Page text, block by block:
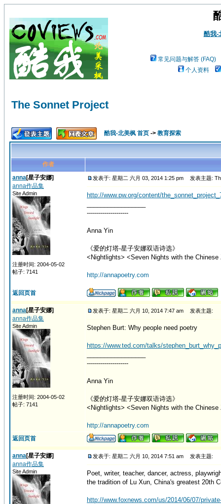
酷我-
常见问题与解答 (FAQ)
个人资料
The Sonnet Project
酷我-北美枫 首页 -> 教育探索
作者
anna[星子安娜]
anna作品集
Site Admin
注册时间: 2004-05-02
帖子: 7141
发表于: 星期二 六月 03, 2014 1:25 pm 发表主题:
http://www.pw.org/content/
---------------------
Anna Yin
《爱的灯塔-星子安娜双语诗选》
<Nightlights> <Seven Nights with the Chinese
http://annapoetry.com
返回页首
anna[星子安娜]
anna作品集
Site Admin
注册时间: 2004-05-02
帖子: 7141
发表于: 星期二 六月 10, 2014 7:47 am 发表主题:
Stephen Burt: Why people need poetry
https://www.ted.com/talks/
---------------------
Anna Yin
《爱的灯塔-星子安娜双语诗选》
<Nightlights> <Seven Nights with the Chinese
http://annapoetry.com
返回页首
anna[星子安娜]
anna作品集
Site Admin
发表于: 星期二 六月 10, 2014 7:51 am 发表主题:
Poet, writer, teacher, dancer, actress,
the tradition of Lu Xun, China's greatest 20th
http://www.foxnews.com/us/2014/06/07/